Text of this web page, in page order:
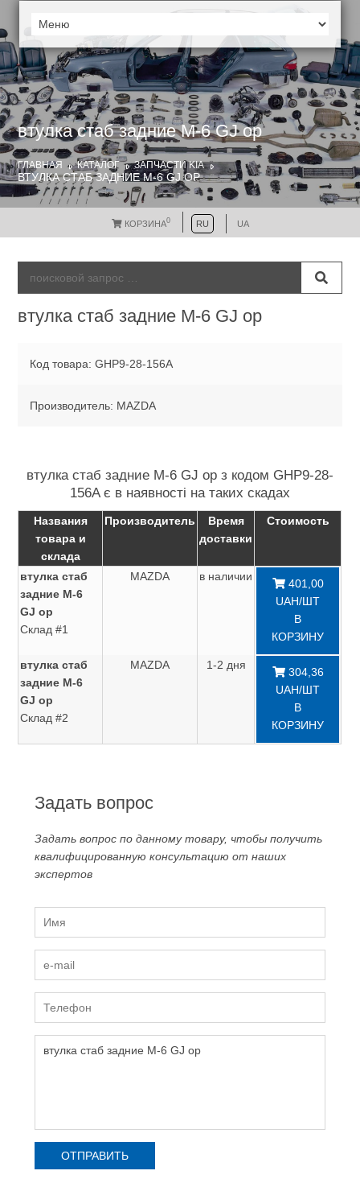
втулка стаб задние M-6 GJ ор
ГЛАВНАЯ КАТАЛОГ ЗАПЧАСТИ KIA
ВТУЛКА СТАБ ЗАДНИЕ M-6 GJ ОР
КОРЗИНА0 RU UA
втулка стаб задние M-6 GJ ор
Код товара: GHP9-28-156A
Производитель: MAZDA
втулка стаб задние M-6 GJ ор з кодом GHP9-28-
156A є в наявності на таких скадах
Названия
товара и
склада
Производитель
Время
доставки
Стоимость
втулка стаб
задние M-6
GJ ор
Склад #1
MAZDA в наличии
401,00
UAH/ШТ
В
КОРЗИНУ
втулка стаб
задние M-6
GJ ор
Склад #2
MAZDA 1-2 дня
304,36
UAH/ШТ
В
КОРЗИНУ
Задать вопрос
Задать вопрос по данному товару, чтобы получить
квалифицированную консультацию от наших
экспертов